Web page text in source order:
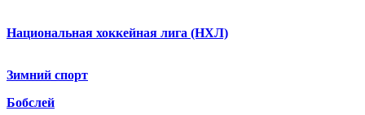
Национальная хоккейная лига (НХЛ)
Зимний спорт
Бобслей